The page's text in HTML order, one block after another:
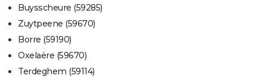
Buysscheure (59285)
Zuytpeene (59670)
Borre (59190)
Oxelaëre (59670)
Terdeghem (59114)